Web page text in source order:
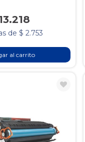
de $ 2.753
al carrito